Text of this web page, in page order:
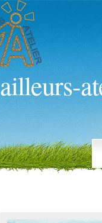
ailleurs-